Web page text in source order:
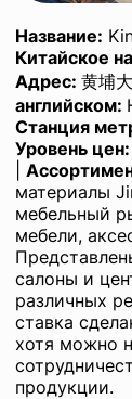
Название:
Китайское
Адрес: 黄埔
английском:
Станция
Уровень цен:
материалы
мебельный
мебели,
салоны и
различных
ставка
хотя можно
продукции.